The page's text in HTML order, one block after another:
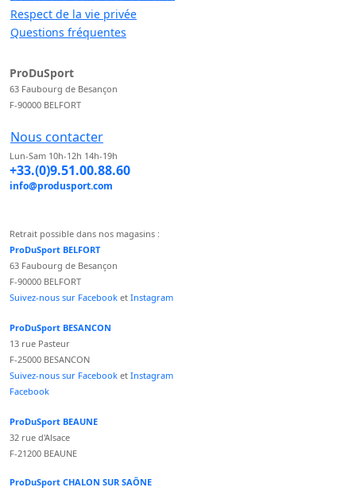
Respect de la vie privée
Questions fréquentes
ProDuSport
63 Faubourg de Besançon
F-90000 BELFORT
Nous contacter
Lun-Sam 10h-12h 14h-19h
+33.(0)9.51.00.88.60
info@produsport.com
Retrait possible dans nos magasins :
ProDuSport BELFORT
63 Faubourg de Besançon
F-90000 BELFORT
Suivez-nous sur Facebook et Instagram
ProDuSport BESANCON
13 rue Pasteur
F-25000 BESANCON
Suivez-nous sur Facebook et Instagram
Facebook
ProDuSport BEAUNE
32 rue d'Alsace
F-21200 BEAUNE
ProDuSport CHALON SUR SAÔNE